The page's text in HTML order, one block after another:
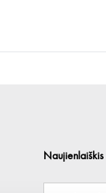
Naujienlaiškis